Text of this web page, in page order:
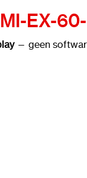
EX-
— geen